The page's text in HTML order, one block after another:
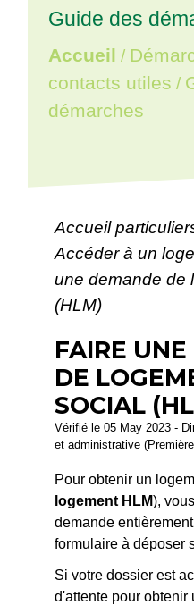
Guide des
Accueil /
contacts utiles /
démarches
Accueil
Accéder à un
une demande de
(HLM)
FAIRE
DE
SOCIAL
Vérifié le 05 May 2023 -
et administrative
Pour obtenir un
logement HLM),
demande
formulaire à déposer
Si votre dossier est
d'attente pour obtenir